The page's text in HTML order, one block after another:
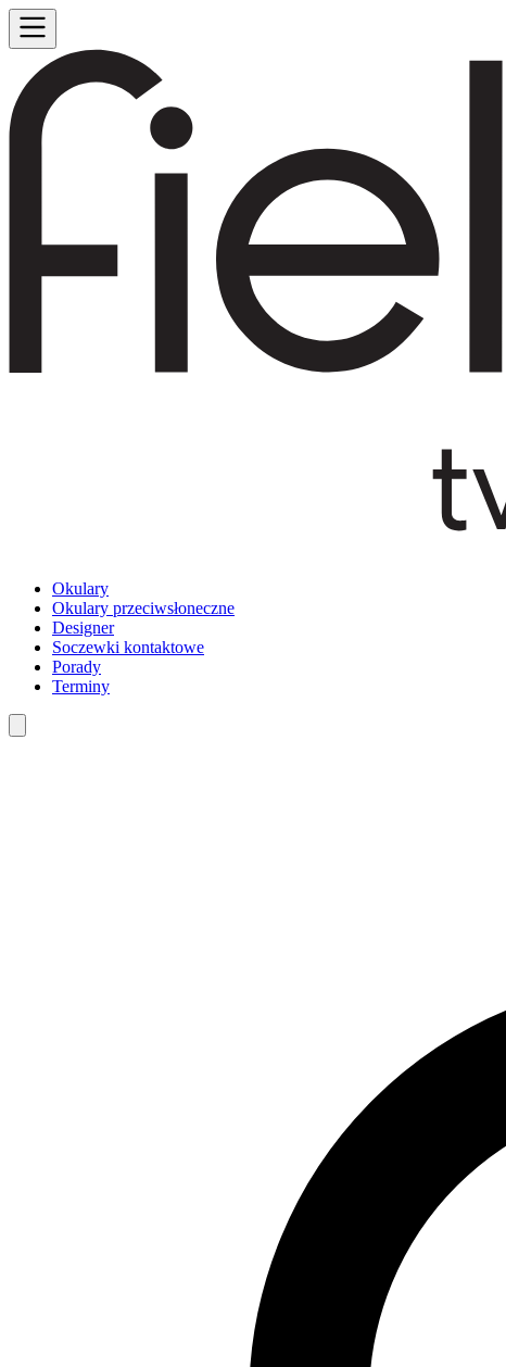
Okulary
Okulary przeciwsłoneczne
Designer
Soczewki kontaktowe
Porady
Terminy